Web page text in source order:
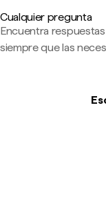
Cualquier pregunta
Encuentra
siempre que las